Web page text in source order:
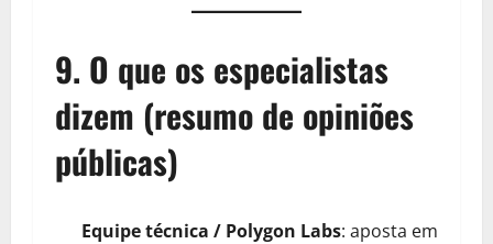
9. O que os especialistas
dizem (resumo de opiniões
públicas)
Equipe técnica / Polygon Labs: aposta em